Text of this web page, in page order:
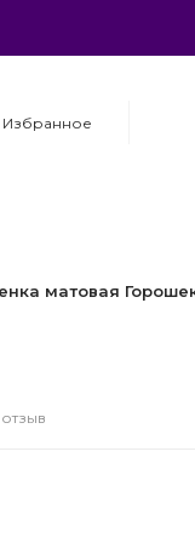
Избранное
матовая